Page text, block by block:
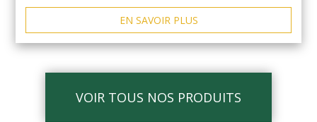
EN SAVOIR PLUS
VOIR TOUS NOS PRODUITS